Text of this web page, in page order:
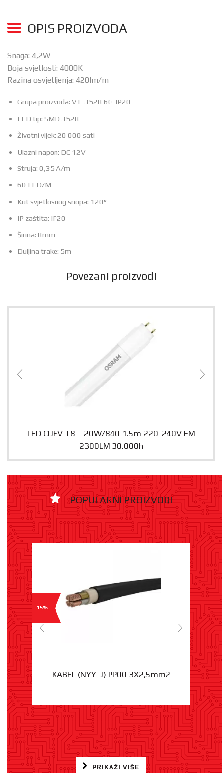
OPIS PROIZVODA
Snaga: 4,2W
Boja svjetlosti: 4000K
Razina osvjetljenja: 420lm/m
Grupa proizvoda: VT-3528 60-IP20
LED tip: SMD 3528
Životni vijek: 20 000 sati
Ulazni napon: DC 12V
Struja: 0,35 A/m
60 LED/M
Kut svjetlosnog snopa: 120°
IP zaštita: IP20
Širina: 8mm
Duljina trake: 5m
Povezani proizvodi
LED CIJEV T8 – 20W/840 1.5m 220-240V EM
2300LM 30.000h
POPULARNI PROIZVODI
- 15%
KABEL (NYY-J) PP00 3X2,5mm2
PRIKAŽI VIŠE